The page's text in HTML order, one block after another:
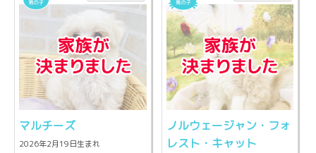
マルチーズ
2026年2月19日生まれ
ノルウェージャン・フォ
レスト・キャット